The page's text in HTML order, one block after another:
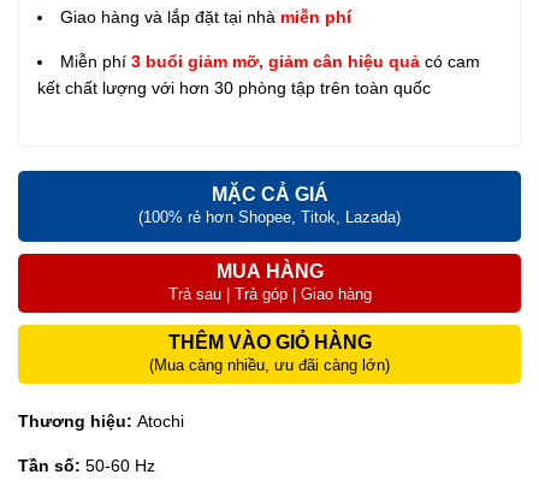
Giao hàng và lắp đặt tại nhà miễn phí
Miễn phí 3 buổi giảm mỡ, giảm cân hiệu quả có cam
kết chất lượng với hơn 30 phòng tập trên toàn quốc
MẶC CẢ GIÁ
(100% rẻ hơn Shopee, Titok, Lazada)
MUA HÀNG
Trả sau | Trả góp | Giao hàng
THÊM VÀO GIỎ HÀNG
(Mua càng nhiều, ưu đãi càng lớn)
Thương hiệu: Atochi
Tần số: 50-60 Hz